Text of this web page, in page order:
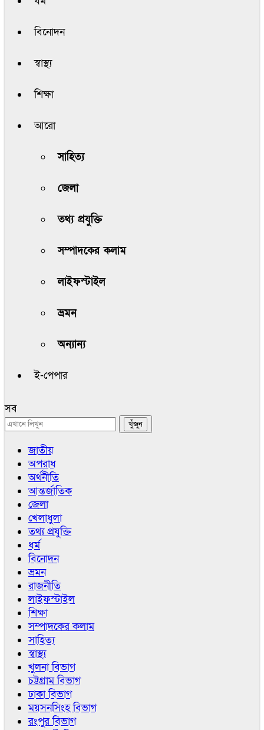
বিনোদন
স্বাস্থ্য
শিক্ষা
আরো
সাহিত্য
জেলা
তথ্য প্রযুক্তি
সম্পাদকের কলাম
লাইফস্টাইল
ভ্রমন
অন্যান্য
ই-পেপার
সব
জাতীয়
অপরাধ
অর্থনীতি
আন্তর্জাতিক
জেলা
খেলাধুলা
তথ্য প্রযুক্তি
ধর্ম
বিনোদন
ভ্রমন
রাজনীতি
লাইফস্টাইল
শিক্ষা
সম্পাদকের কলাম
সাহিত্য
স্বাস্থ্য
খুলনা বিভাগ
চট্টগ্রাম বিভাগ
ঢাকা বিভাগ
ময়সনসিংহ বিভাগ
রংপুর বিভাগ